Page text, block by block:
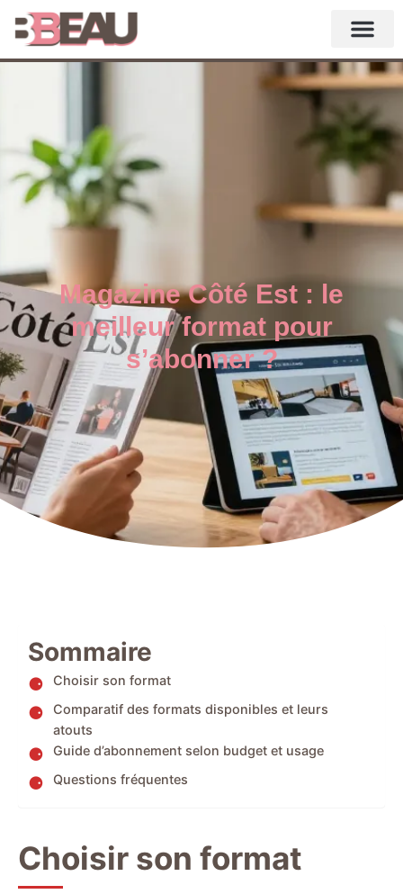
Magazine Côté Est : le
meilleur format pour
s’abonner ?
Sommaire
Choisir son format
Comparatif des formats disponibles et leurs
atouts
Guide d’abonnement selon budget et usage
Questions fréquentes
Choisir son format